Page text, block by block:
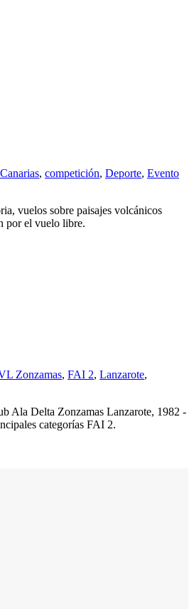
Canarias, competición, Deporte, Evento
vuelos sobre paisajes volcánicos
por el vuelo libre.
Zonzamas, FAI 2, Lanzarote,
Ala Delta Zonzamas Lanzarote, 1982 -
categorías FAI 2.